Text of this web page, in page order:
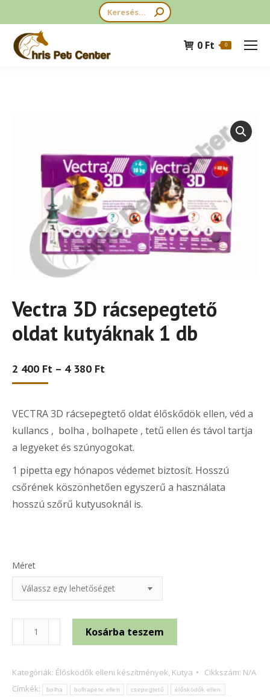
Search:
0 Ft 0
Vectra 3D rácsepegtető
oldat kutyáknak 1 db
2 400 Ft – 4 380 Ft
4
380 Ft
VECTRA 3D rácsepegtető oldatélőskődök ellen, véd a
kullancs , bolha , bolhapete , tetű ellen és távol tartja
a legyeket és szúnyogokat.
1 pipetta egy hónapos védemet biztosít. Hosszú
csőrének köszönhetően egyszerű a használata
hosszú szőrű kutyusoknál is.
Méret
Vectra
3D
oldat
kutyáknak
Kosárba teszem
Kategóriák: Élősködők elleni készítmények, Kutya Cikkszám: N/A
Címkék:
bolha bolhapete ellen csepegtető élősködők ellen